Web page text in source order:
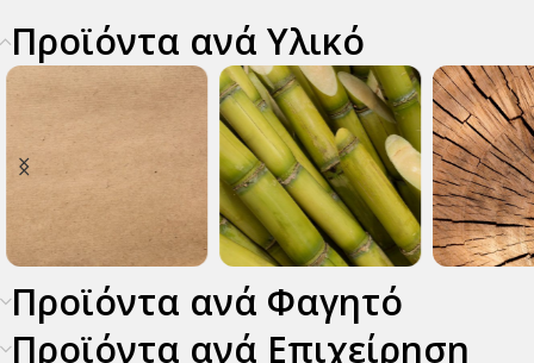
Προϊόντα ανά Υλικό
Ζαχαροκάλαμο Ξύλο
Προϊόντα ανά Φαγητό
Προϊόντα ανά Επιχείρηση